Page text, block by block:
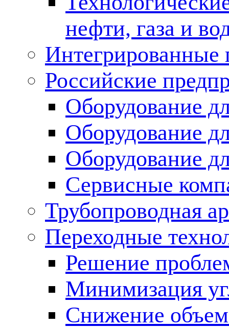
нефти, газа и
Российские
Оборудование
Оборудование
Оборудование
Сервисные
Трубопроводная
Переходные
Решение
Минимизация
Снижение